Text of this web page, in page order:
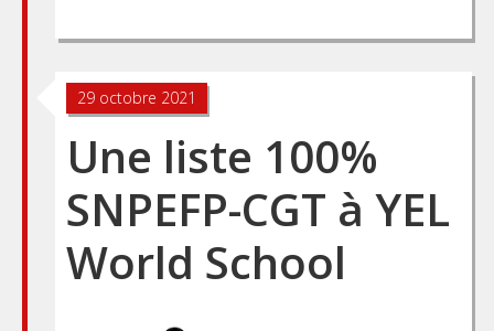
29 octobre 2021
Une liste 100%
SNPEFP-CGT à YEL
World School